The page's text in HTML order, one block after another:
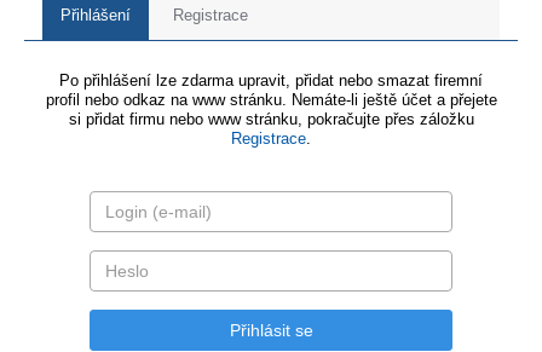
Přihlášení Registrace
Po přihlášení lze zdarma upravit, přidat nebo smazat firemní
profil nebo odkaz na www stránku. Nemáte-li ještě účet a přejete
si přidat firmu nebo www stránku, pokračujte přes záložku
Registrace.